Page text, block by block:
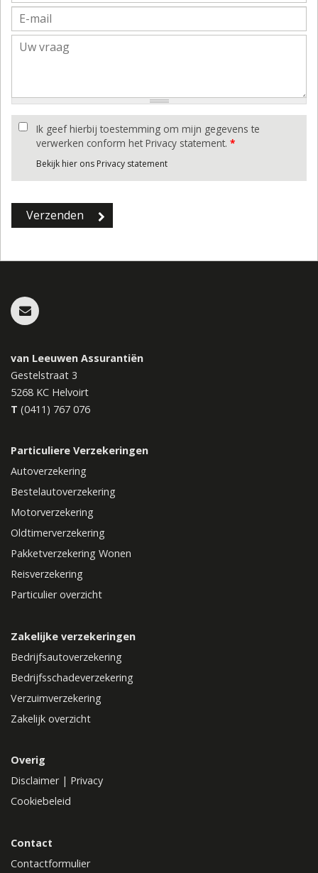
Ik geef hierbij toestemming om mijn gegevens te
verwerken conform het Privacy statement. *
Bekijk hier ons Privacy statement
van Leeuwen Assurantiën
Gestelstraat 3
5268 KC Helvoirt
T (0411) 767 076
Particuliere Verzekeringen
Autoverzekering
Bestelautoverzekering
Motorverzekering
Oldtimerverzekering
Pakketverzekering Wonen
Reisverzekering
Particulier overzicht
Zakelijke verzekeringen
Bedrijfsautoverzekering
Bedrijfsschadeverzekering
Verzuimverzekering
Zakelijk overzicht
Overig
Disclaimer| Privacy
Cookiebeleid
Contact
Contactformulier